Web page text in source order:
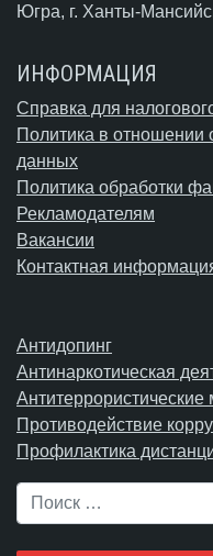
Югра, г. Ханты-
ИНФОРМАЦИЯ
Справка для
Политика в отношении
данных
Политика обработки
Рекламодателям
Вакансии
Контактная
Антидопинг
Антинаркотическая
Противодействие
Профилактика
Поиск